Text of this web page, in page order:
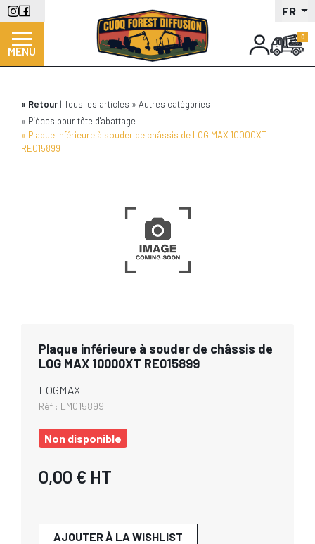
Aller
au
contenu
principal
FR
MENU
Retour Tous les articles
Autres catégories
Pièces pour tête d'abattage
Plaque inférieure à souder de châssis de LOG MAX 10000XT
RE015899
Plaque inférieure à souder de châssis de
LOG MAX 10000XT RE015899
LOGMAX
Réf : LM015899
Non disponible
0,00 € HT
AJOUTER À LA WISHLIST